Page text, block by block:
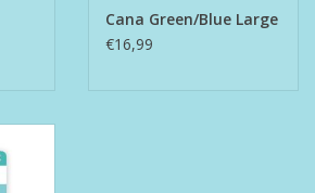
Cana Green/Blue Large
€16,99